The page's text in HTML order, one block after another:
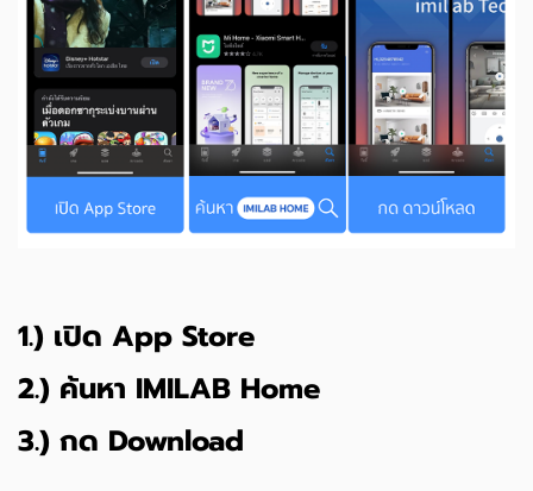
1.) เปิด App Store
2.) ค้นหา IMILAB Home
3.) กด Download